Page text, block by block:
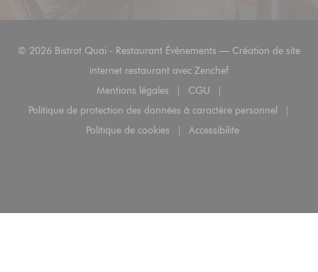
© 2026 Bistrot Quai - Restaurant Évènements — Création de site
internet restaurant avec Zenchef((ouvre une nouvelle
Mentions légales
((ouvre une nouvelle fenêtre))
CGU
((ouvre une nouvelle
Politique de protection des données à caractère personnel
((ouvre une nouvelle fenêtre))
Politique de cookies
((ouvre une nouvelle fenêtre))
Accessibilite